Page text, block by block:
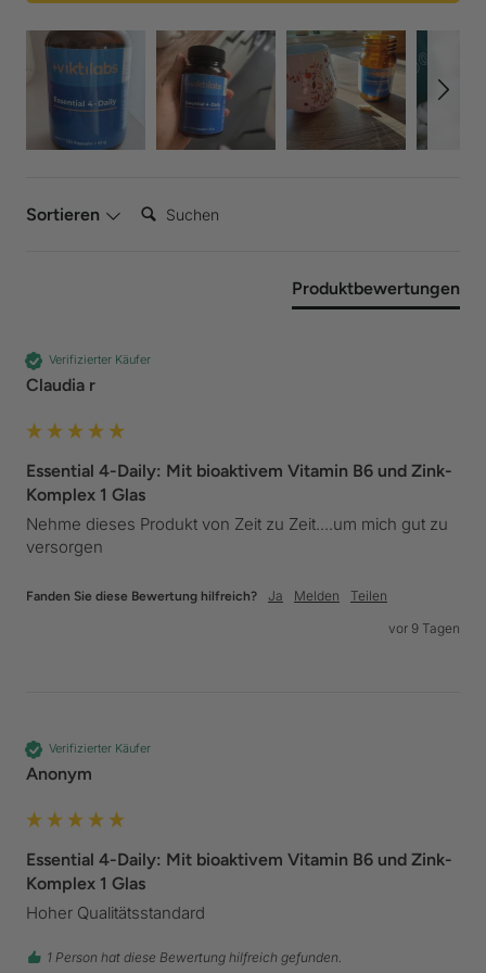
Sortieren Suchen:
Produktbewertungen
Verifizierter Käufer
Claudia r
Essential 4-Daily: Mit bioaktivem Vitamin B6 und Zink-
Komplex 1 Glas
Nehme dieses Produkt von Zeit zu Zeit....um mich gut zu
versorgen
Fanden Sie diese Bewertung hilfreich? Ja Melden
Teilen
vor 9 Tagen
Verifizierter Käufer
Anonym
Essential 4-Daily: Mit bioaktivem Vitamin B6 und Zink-
Komplex 1 Glas
Hoher Qualitätsstandard
1 Person hat diese Bewertung hilfreich gefunden.